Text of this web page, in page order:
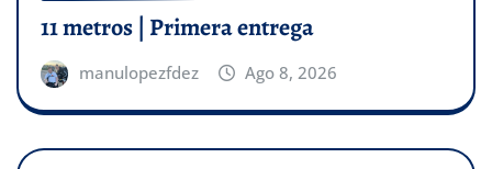
11 metros | Primera entrega
manulopezfdez Ago 8, 2026